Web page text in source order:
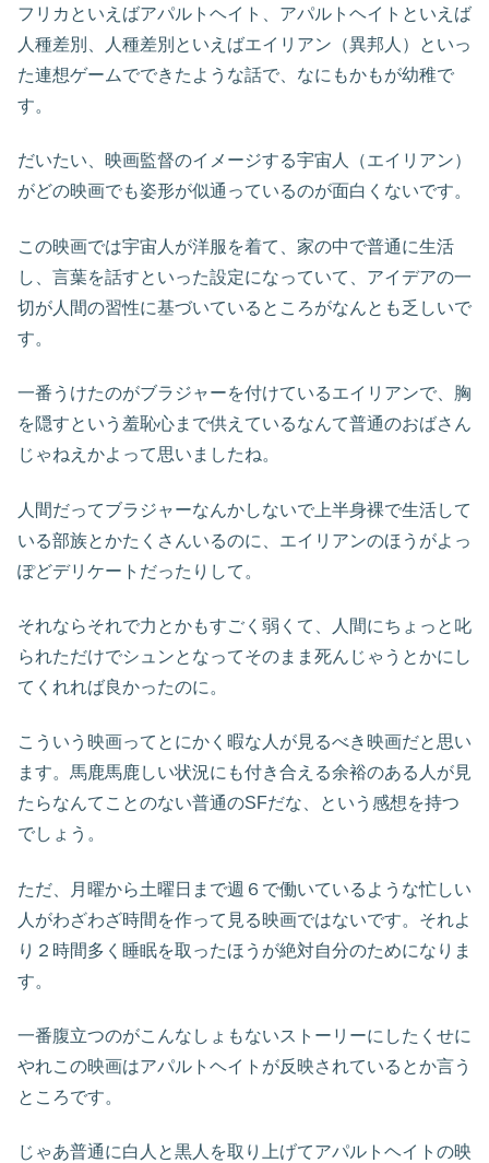
フリカといえばアパルトヘイト、アパルトヘイトといえば
人種差別、人種差別といえばエイリアン（異邦人）といっ
た連想ゲームでできたような話で、なにもかもが幼稚で
す。
だいたい、映画監督のイメージする宇宙人（エイリアン）
がどの映画でも姿形が似通っているのが面白くないです。
この映画では宇宙人が洋服を着て、家の中で普通に生活
し、言葉を話すといった設定になっていて、アイデアの一
切が人間の習性に基づいているところがなんとも乏しいで
す。
一番うけたのがブラジャーを付けているエイリアンで、胸
を隠すという羞恥心まで供えているなんて普通のおばさん
じゃねえかよって思いましたね。
人間だってブラジャーなんかしないで上半身裸で生活して
いる部族とかたくさんいるのに、エイリアンのほうがよっ
ぽどデリケートだったりして。
それならそれで力とかもすごく弱くて、人間にちょっと叱
られただけでシュンとなってそのまま死んじゃうとかにし
てくれれば良かったのに。
こういう映画ってとにかく暇な人が見るべき映画だと思い
ます。馬鹿馬鹿しい状況にも付き合える余裕のある人が見
たらなんてことのない普通のSFだな、という感想を持つ
でしょう。
ただ、月曜から土曜日まで週６で働いているような忙しい
人がわざわざ時間を作って見る映画ではないです。それよ
り２時間多く睡眠を取ったほうが絶対自分のためになりま
す。
一番腹立つのがこんなしょもないストーリーにしたくせに
やれこの映画はアパルトヘイトが反映されているとか言う
ところです。
じゃあ普通に白人と黒人を取り上げてアパルトヘイトの映